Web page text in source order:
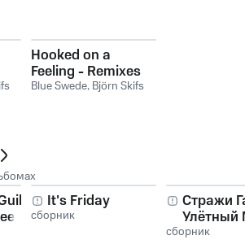
Hooked on a
Feeling - Remixes
Blue Swede, Björn Skifs
It's Friday
сборник
Стражи
Улётный
сборник